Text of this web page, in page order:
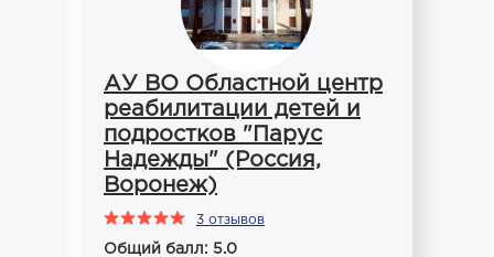
АУ ВО Областной центр
реабилитации детей и
подростков "Парус
Надежды" (Россия,
Воронеж)
3 отзывов
Общий балл: 5.0